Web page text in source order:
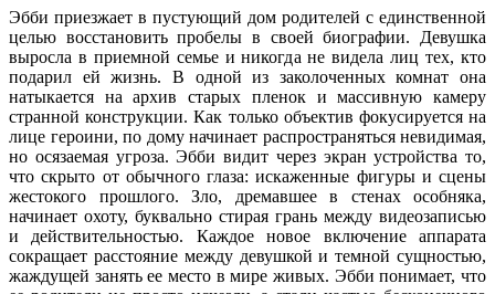
Эбби приезжает в пустующий дом родителей с единственной
целью восстановить пробелы в своей биографии. Девушка
выросла в приемной семье и никогда не видела лиц тех, кто
подарил ей жизнь. В одной из заколоченных комнат она
натыкается на архив старых пленок и массивную камеру
странной конструкции. Как только объектив фокусируется на
лице героини, по дому начинает распространяться невидимая,
но осязаемая угроза. Эбби видит через экран устройства то,
что скрыто от обычного глаза: искаженные фигуры и сцены
жестокого прошлого. Зло, дремавшее в стенах особняка,
начинает охоту, буквально стирая грань между видеозаписью
и действительностью. Каждое новое включение аппарата
сокращает расстояние между девушкой и темной сущностью,
жаждущей занять ее место в мире живых. Эбби понимает, что